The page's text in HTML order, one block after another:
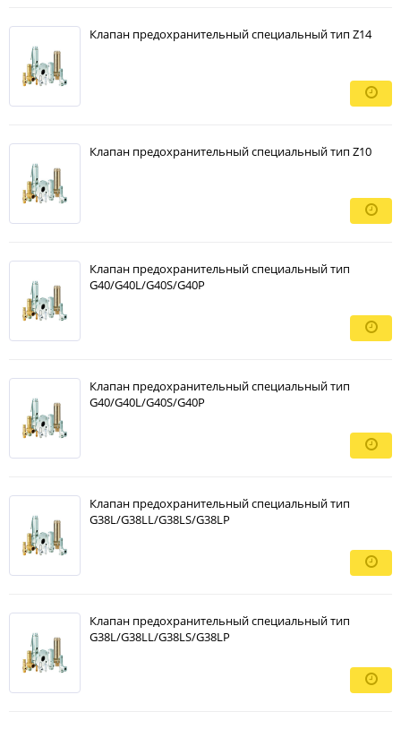
Клапан предохранительный специальный тип Z14
Клапан предохранительный специальный тип Z10
Клапан предохранительный специальный тип
G40/G40L/G40S/G40P
Клапан предохранительный специальный тип
G40/G40L/G40S/G40P
Клапан предохранительный специальный тип
G38L/G38LL/G38LS/G38LP
Клапан предохранительный специальный тип
G38L/G38LL/G38LS/G38LP